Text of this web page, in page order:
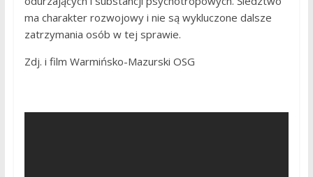
ma charakter rozwojowy i nie są wykluczone dalsze
zatrzymania osób w tej sprawie.
Zdj. i film Warmińsko-Mazurski OSG